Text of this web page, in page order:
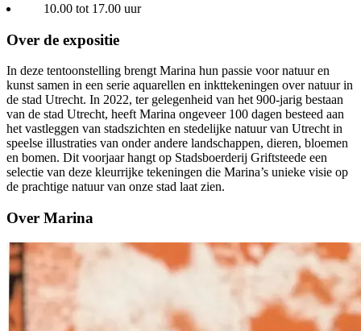
10.00 tot 17.00 uur
Over de expositie
In deze tentoonstelling brengt Marina hun passie voor natuur en
kunst samen in een serie aquarellen en inkttekeningen over natuur in
de stad Utrecht. In 2022, ter gelegenheid van het 900-jarig bestaan
van de stad Utrecht, heeft Marina ongeveer 100 dagen besteed aan
het vastleggen van stadszichten en stedelijke natuur van Utrecht in
speelse illustraties van onder andere landschappen, dieren, bloemen
en bomen. Dit voorjaar hangt op Stadsboerderij Griftsteede een
selectie van deze kleurrijke tekeningen die Marina’s unieke visie op
de prachtige natuur van onze stad laat zien.
Over Marina